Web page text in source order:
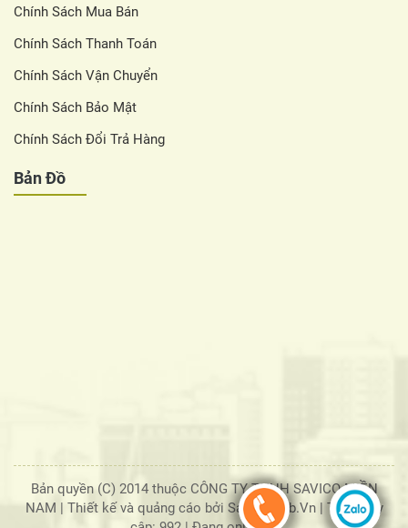
Chính Sách Mua Bán
Chính Sách Thanh Toán
Chính Sách Vận Chuyển
Chính Sách Bảo Mật
Chính Sách Đổi Trả Hàng
Bản Đồ
Bản quyền (C) 2014 thuộc CÔNG TY TNHH SAVICO MIỀN
NAM | Thiết kế và quảng cáo bởi SaigonWeb.Vn | Tổng truy